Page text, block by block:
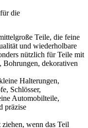
die
Teile, die feine
und wiederholbare
nützlich für Teile mit
Bohrungen, dekorativen
Halterungen,
Schlösser,
Automobilteile,
präzise
wenn das Teil